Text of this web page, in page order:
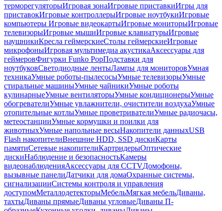
терморегуляторыИгровая зонаИгровые приставкиИгры для
приставокИгровые контроллерыИгровые ноутбукиИгровые
компьютеры Игровые видеокартыИгровые мониторыИгровые
телевизорыИгровые мышиИгровые клавиатурыИгровые
наушникиКресла геймерскиеСтолы геймерскиеИгровые
микрофоныИгровая мультимедиа акустикаАксессуары для
геймеровФигурки Funko PopПодставки для
ноутбуковСветодиодные лентыЛампы для мониторовУмная
техникаУмные роботы-пылесосыУмные телевизорыУмные
стиральные машиныУмные чайникиУмные роботы
кулинарныеУмные вентиляторыУмные кондиционерыУмные
обогревателиУмные увлажнители, очистители воздухаУмные
отопительные котлыУмные проветривателиУмные радиочасы,
метеостанцииУмные кормушки и поилки для
животныхУмные напольные весыНакопители данныхUSB
Flash накопителиВнешние HDD, SSD дискиКарты
памятиСетевые накопителиКартридерыОптические
дискиНаблюдение и безопасностьКамеры
видеонаблюденияАксессуары для CCTVДомофоны,
вызывные панелиДатчики для домаОхранные системы,
сигнализацииСистемы контроля и управления
доступомМеталлодетекторыМебельМягкая мебельДиваны,
тахтыДиваны прямыеДиваны угловыеДиваны П-